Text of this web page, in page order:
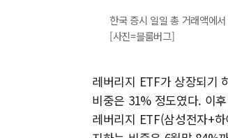
한국 증시 일일 총 거래액에
[사진=블룸버그]
레버리지 ETF가 상장되기
비중은 31% 정도였다. 이
레버리지 ETF(삼성전자+